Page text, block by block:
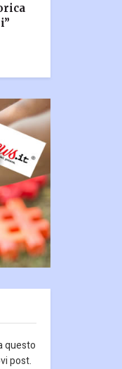
questo
post.